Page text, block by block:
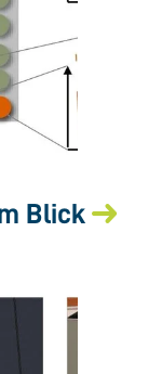
Blick